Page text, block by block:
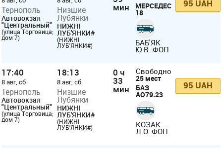
Тернополь
Автовокзал
"Центральный"
(улица Торговица;
дом 7)
Низшие
Лубянки
НИЖНІ
ЛУБ'ЯНКИ#
(НИЖНІ
ЛУБ'ЯНКИ#)
мин
МЕРСЕДЕС
18
БАБ'ЯК
Ю.В. ФОП
95 UAH
17:40
8 авг, сб
Тернополь
Автовокзал
"Центральный"
(улица Торговица;
дом 7)
18:13
8 авг, сб
Низшие
Лубянки
НИЖНІ
ЛУБ'ЯНКИ#
(НИЖНІ
ЛУБ'ЯНКИ#)
0 ч
33
мин
Свободно
25 мест
БАЗ
АО79.23
КОЗАК
Л.О. ФОП
95 UAH